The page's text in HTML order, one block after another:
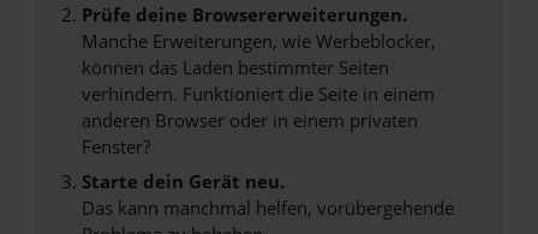
Prüfe deine Browsererweiterungen.
Manche Erweiterungen, wie Werbeblocker,
können das Laden bestimmter Seiten
verhindern. Funktioniert die Seite in einem
anderen Browser oder in einem privaten
Fenster?
Starte dein Gerät neu.
Das kann manchmal helfen, vorübergehende